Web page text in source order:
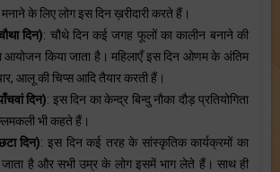
के लिए लोग इस दिन ख़रीदारी करते हैं।
दिन): चौथे दिन कई जगह फूलों का कालीन बनाने की
आयोजन किया जाता है। महिलाएँ इस दिन ओणम के अंतिम
आलू की चिप्स आदि तैयार करती हैं।
दिन): इस दिन का केन्द्र बिन्दु नौका दौड़ प्रतियोगिता
भी कहते हैं।
दिन): इस दिन कई तरह के सांस्कृतिक कार्यक्रमों का
है और सभी उम्र के लोग इसमें भाग लेते हैं। साथ ही